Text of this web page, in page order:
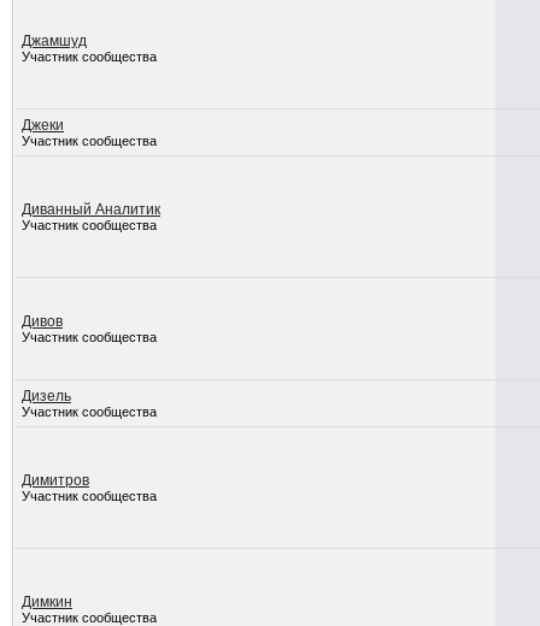
Джамшуд
Участник сообщества
Джеки
Участник сообщества
Диванный Аналитик
Участник сообщества
Дивов
Участник сообщества
Дизель
Участник сообщества
Димитров
Участник сообщества
Димкин
Участник сообщества